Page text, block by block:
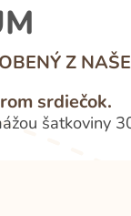
Z
srdiečok.
šatkoviny